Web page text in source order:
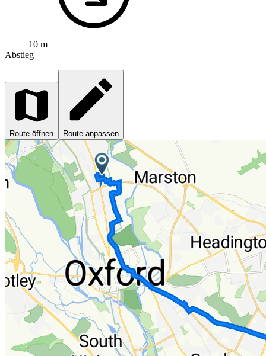
10 m
Abstieg
Route öffnen Route anpassen